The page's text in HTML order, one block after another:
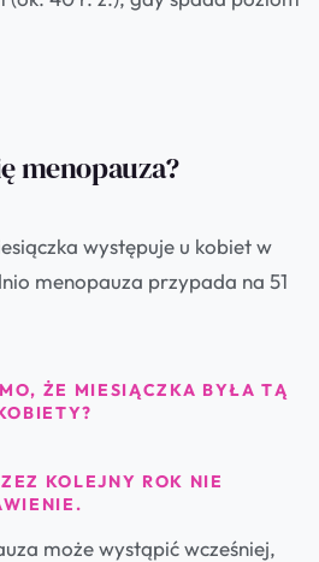
menopauza?
występuje u kobiet w
menopauza przypada na 51
ŻE MIESIĄCZKA BYŁA TĄ
KOLEJNY ROK NIE
może wystąpić wcześniej,